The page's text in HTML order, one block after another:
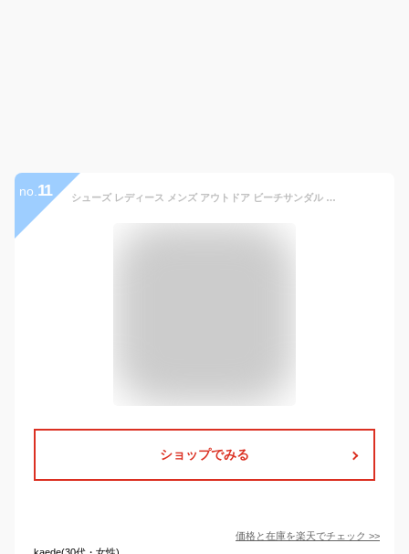
no. 11 シューズ レディース メンズ アウトドア ビーチサンダル トングサンダル お洒落 靴 歩きやすい シューズ 軽量 サマー 大人 夏 サンダル 滑り止め コンフォート カジュアル 疲れにくい シンプル 大きいサイズ 男性 紳士 フラットサンダル 送料無料 スリッパ
ショップでみる
価格と在庫を楽天でチェック >>